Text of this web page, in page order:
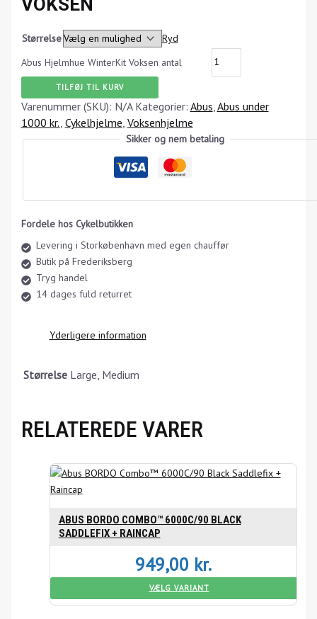
Størrelse
Ryd
Abus Hjelmhue WinterKit Voksen antal
TILFØJ TIL KURV
Varenummer (SKU): N/A Kategorier: Abus Abus under
1000 kr. Cykelhjelme Voksenhjelme
Sikker og nem betaling
Fordele hos Cykelbutikken
Levering i Storkøbenhavn med egen chauffør
Butik på Frederiksberg
Tryg handel
14 dages fuld returret
Yderligere information
Størrelse Large, Medium
RELATEREDE VARER
ABUS BORDO COMBO™ 6000C/90 BLACK
SADDLEFIX + RAINCAP
949,00 kr.
VÆLG VARIANT